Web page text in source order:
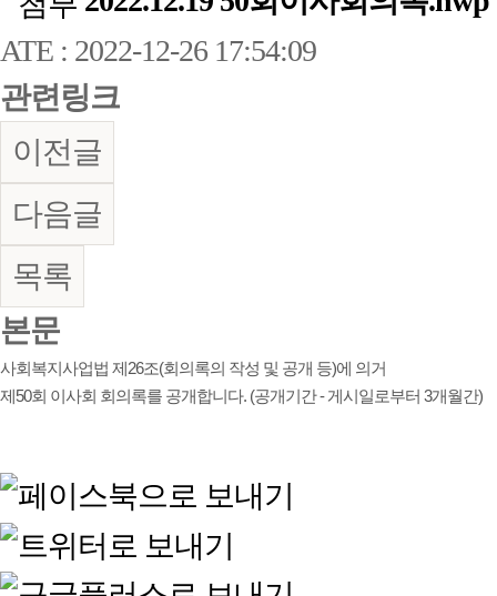
ATE : 2022-12-26 17:54:09
관련링크
이전글
다음글
목록
본문
사회복지사업법 제26조(회의록의 작성 및 공개 등)에 의거
제50회 이사회 회의록를 공개합니다. (공개기간 - 게시일로부터 3개월간)